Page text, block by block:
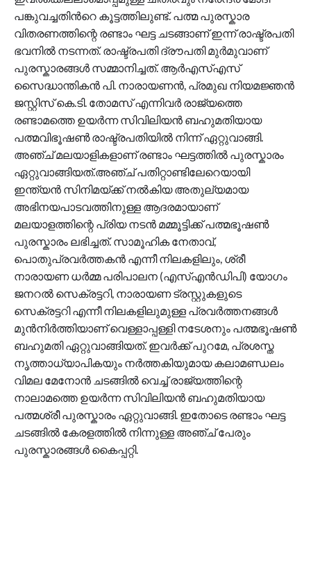
പങ്കുവച്ചതിന്‍റെ കൂട്ടത്തിലുണ്ട്. പത്മ പുരസ്കാര
വിതരണത്തിന്റെ രണ്ടാം ഘട്ട ചടങ്ങാണ് ഇന്ന് രാഷ്ട്രപതി
ഭവനില്‍ നടന്നത്. രാഷ്ട്രപതി ദ്രൗപതി മുർമുവാണ്
പുരസ്കാരങ്ങൾ സമ്മാനിച്ചത്. ആർഎസ്എസ്
സൈദ്ധാന്തികൻ പി. നാരായണൻ, പ്രമുഖ നിയമജ്ഞൻ
ജസ്റ്റിസ് കെ.ടി. തോമസ് എന്നിവർ രാജ്യത്തെ
രണ്ടാമത്തെ ഉയർന്ന സിവിലിയൻ ബഹുമതിയായ
പത്മവിഭൂഷൺ രാഷ്ട്രപതിയിൽ നിന്ന് ഏറ്റുവാങ്ങി.
അഞ്ച് മലയാളികളാണ് രണ്ടാം ഘട്ടത്തിൽ പുരസ്കാരം
ഏറ്റുവാങ്ങിയത്.അഞ്ച് പതിറ്റാണ്ടിലേറെയായി
ഇന്ത്യൻ സിനിമയ്ക്ക് നൽകിയ അതുല്യമായ
അഭിനയപാടവത്തിനുള്ള ആദരമായാണ്
മലയാളത്തിന്റെ പ്രിയ നടൻ മമ്മൂട്ടിക്ക് പത്മഭൂഷൺ
പുരസ്കാരം ലഭിച്ചത്. സാമൂഹിക നേതാവ്,
പൊതുപ്രവർത്തകൻ എന്നീ നിലകളിലും, ശ്രീ
നാരായണ ധർമ്മ പരിപാലന (എസ്എൻഡിപി) യോഗം
ജനറൽ സെക്രട്ടറി, നാരായണ ട്രസ്റ്റുകളുടെ
സെക്രട്ടറി എന്നീ നിലകളിലുമുള്ള പ്രവർത്തനങ്ങൾ
മുൻനിർത്തിയാണ് വെള്ളാപ്പള്ളി നടേശനും പത്മഭൂഷൺ
ബഹുമതി ഏറ്റുവാങ്ങിയത്. ഇവർക്ക് പുറമേ, പ്രശസ്ത
നൃത്താധ്യാപികയും നർത്തകിയുമായ കലാമണ്ഡലം
വിമല മേനോൻ ചടങ്ങിൽ വെച്ച് രാജ്യത്തിന്റെ
നാലാമത്തെ ഉയർന്ന സിവിലിയൻ ബഹുമതിയായ
പത്മശ്രീ പുരസ്കാരം ഏറ്റുവാങ്ങി. ഇതോടെ രണ്ടാം ഘട്ട
ചടങ്ങിൽ കേരളത്തിൽ നിന്നുള്ള അഞ്ച് പേരും
പുരസ്കാരങ്ങൾ കൈപ്പറ്റി.